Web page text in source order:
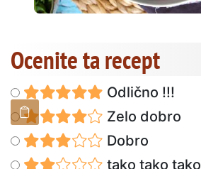
Ocenite ta recept
Odlično !!!
Zelo dobro
Dobro
tako tako tako